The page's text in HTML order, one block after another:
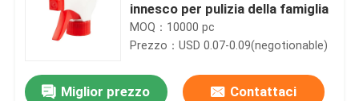
innesco per pulizia della famiglia
MOQ：10000 pc
Prezzo：USD 0.07-0.09(negotionable)
Miglior prezzo Contattaci